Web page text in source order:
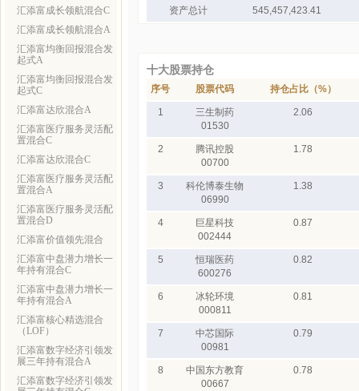
汇添富成长领航混合C
汇添富成长领航混合A
汇添富均衡回报混合发
起式A
汇添富均衡回报混合发
起式C
汇添富达欣混合A
汇添富医疗服务灵活配
置混合C
汇添富达欣混合C
汇添富医疗服务灵活配
置混合A
汇添富医疗服务灵活配
置混合D
汇添富价值领先混合
汇添富中盘潜力增长一
年持有混合C
汇添富中盘潜力增长一
年持有混合A
汇添富核心精选混合
（LOF）
汇添富数字经济引领发
展三年持有混合A
汇添富数字经济引领发
资产总计 545,457,423.41
十大股票持仓
序号 股票代码 持仓占比（%）
1
三生制药
01530
2.06
2
腾讯控股
00700
1.78
3
科伦博泰生物
06990
1.38
4
巨星科技
002444
0.87
5
恒瑞医药
600276
0.82
6
冰轮环境
000811
0.81
7
中芯国际
00981
0.79
8
中国东方教育
00667
0.78